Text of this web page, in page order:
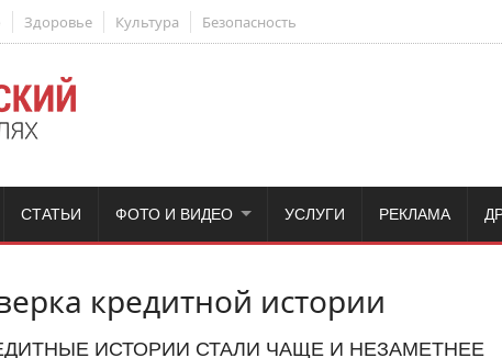
Здоровье Культура Безопасность
СТАТЬИ ФОТО И ВИДЕО УСЛУГИ РЕКЛАМА
кредитной истории
ИСТОРИИ СТАЛИ ЧАЩЕ И НЕЗАМЕТНЕЕ